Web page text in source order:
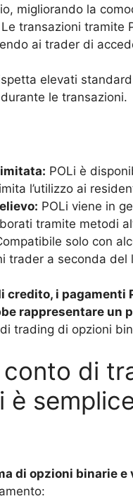
migliorando la
Le transazioni tramite
ai trader di
elevati
le transazioni.
POLi è
l’utilizzo ai
POLi viene in
tramite metodi
solo con
trader a seconda
i pagamenti
rappresentare un
trading di opzioni
di
è
di opzioni binarie e